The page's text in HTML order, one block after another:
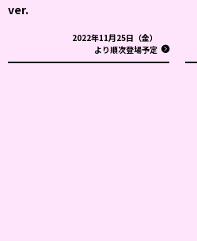
ver.
2022年11月25日（金）
より順次登場予定